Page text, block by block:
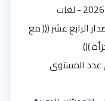
الثانوي العام 2025 الاصدار الرابع عشر ((( مع
)))
عدد المستوى